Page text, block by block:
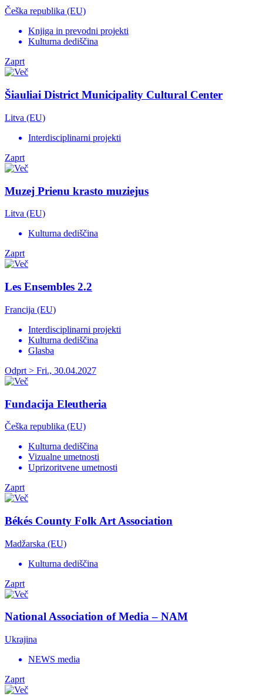
Češka republika (EU)
Knjiga in prevodni projekti
Kulturna dediščina
Zaprt
Šiauliai District Municipality Cultural Center
Litva (EU)
Interdisciplinarni projekti
Zaprt
Muzej Prienu krasto muziejus
Litva (EU)
Kulturna dediščina
Zaprt
Les Ensembles 2.2
Francija (EU)
Interdisciplinarni projekti
Kulturna dediščina
Glasba
Odprt > Fri., 30.04.2027
Fundacija Eleutheria
Češka republika (EU)
Kulturna dediščina
Vizualne umetnosti
Uprizoritvene umetnosti
Zaprt
Békés County Folk Art Association
Madžarska (EU)
Kulturna dediščina
Zaprt
National Association of Media – NAM
Ukrajina
NEWS media
Zaprt